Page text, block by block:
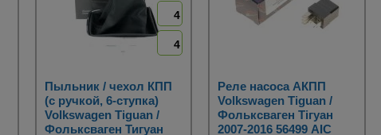
4
4
Пыльник / чехол КПП
(с ручкой, 6-ступка)
Volkswagen Tiguan /
Фольксваген Тигуан
Реле насоса АКПП
Volkswagen Tiguan /
Фольксваген Тігуан
2007-2016 56499 AIC